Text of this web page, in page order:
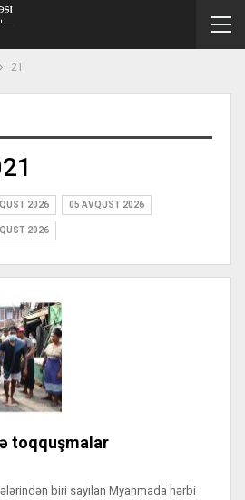
21
2026 05 AVQUST 2026
2026
toqquşmalar
biri sayılan Myanmada hərbi